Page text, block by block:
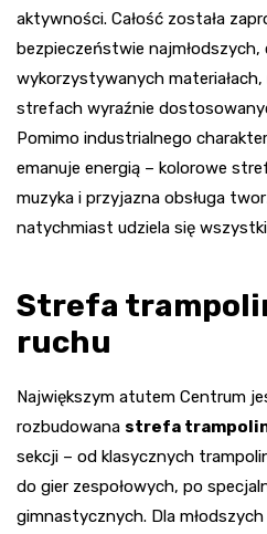
aktywności. Całość została
bezpieczeństwie
wykorzystywanych
strefach wyraźnie
Pomimo industrialnego
emanuje energią – kolorowe
muzyka i przyjazna obsługa
natychmiast udziela się
Strefa
ruchu
Największym atutem Centrum
rozbudowana strefa
sekcji – od klasycznych
do gier zespołowych, po
gimnastycznych. Dla